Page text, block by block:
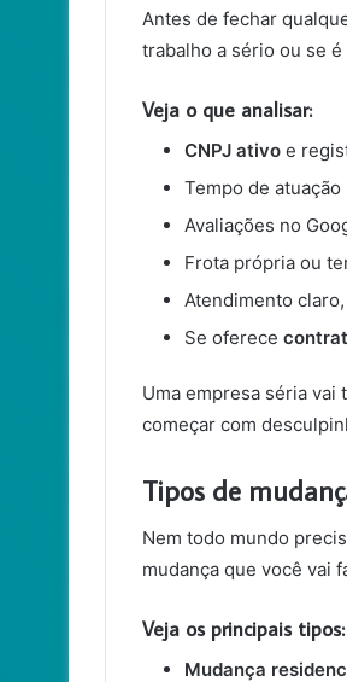
Antes de fechar
trabalho a sério ou se
Veja o que analisar:
CNPJ ativo e
Tempo de
Avaliações no
Frota própria ou
Atendimento
Se oferece
Uma empresa séria
começar com
Tipos de
Nem todo mundo
mudança que você vai
Veja os principais tipos:
Mudança